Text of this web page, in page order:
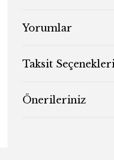
Yorumlar
Taksit Seçenekleri
Önerileriniz